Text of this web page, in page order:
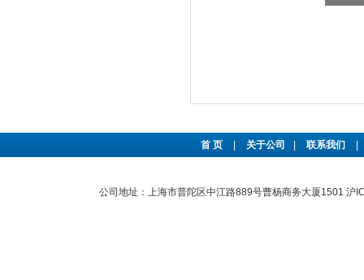
首 页 关于公司 联系我们
公司地址：上海市普陀区中江路889号曹杨商务大厦1501 沪